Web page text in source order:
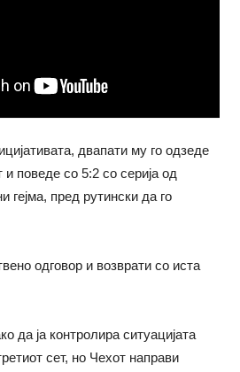
двапати му го одзеде
поведе со 5:2 со серија од
гејма, пред рутински да го
одговор и возврати со иста
да ја контролира ситуацијата
сет, но Чехот направи